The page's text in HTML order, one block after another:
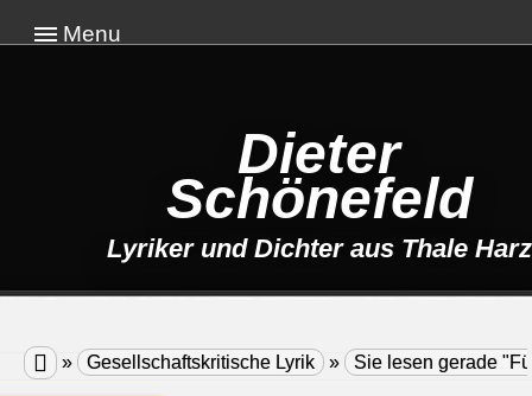
Menu
Dieter
Schönefeld
Lyriker und Dichter aus Thale Harz
 » Gesellschaftskritische Lyrik » Sie lesen gerade